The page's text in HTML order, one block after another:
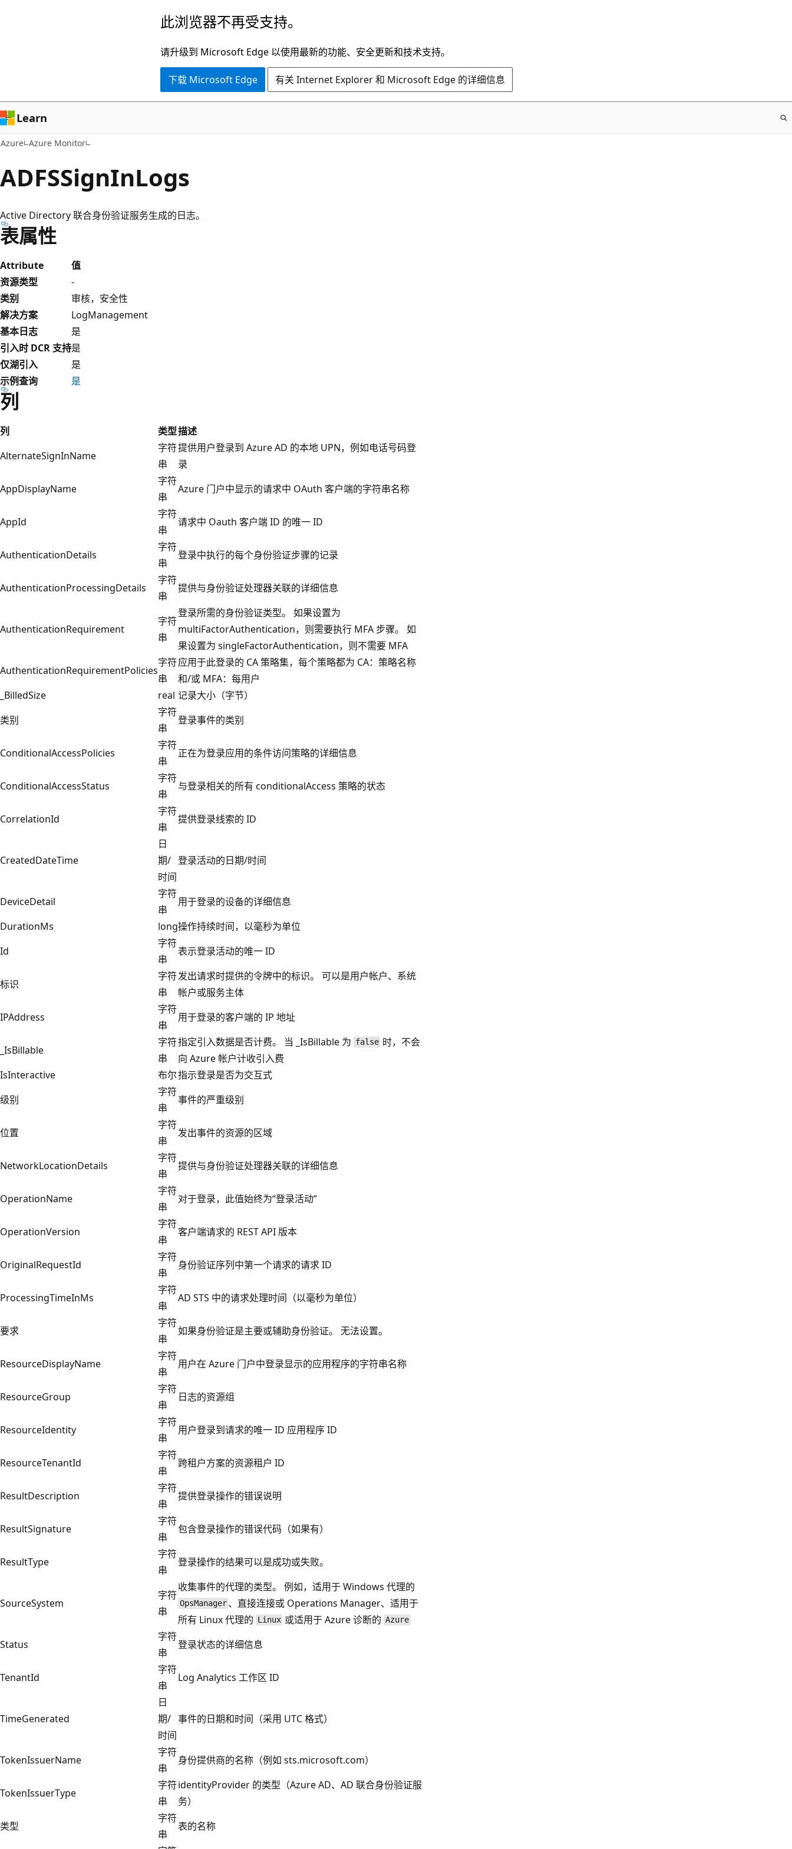
容
此浏览器不再受支持。
请升级到 Microsoft Edge 以使用最新的功能、安全更新和技术支持。
下载 Microsoft Edge 有关 Internet Explorer 和 Microsoft Edge 的详细信息
Learn
Azure Azure Monitor
ADFSSignInLogs
Active Directory 联合身份验证服务生成的日志。
表属性
Attribute
值
资源类型
-
类别
审核，安全性
解决方案
LogManagement
基本日志
是
引入时 DCR 支持是
仅湖引入
是
示例查询
是
列
列 类型描述
AlternateSignInName
字符
串
提供用户登录到 Azure AD 的本地 UPN，例如电话号码登
录
AppDisplayName
字符
串
Azure 门户中显示的请求中 OAuth 客户端的字符串名称
AppId
字符
串
请求中 Oauth 客户端 ID 的唯一 ID
AuthenticationDetails
字符
串
登录中执行的每个身份验证步骤的记录
AuthenticationProcessingDetails
字符
串
提供与身份验证处理器关联的详细信息
AuthenticationRequirement
字符
串
登录所需的身份验证类型。 如果设置为
multiFactorAuthentication，则需要执行 MFA 步骤。 如
果设置为 singleFactorAuthentication，则不需要 MFA
AuthenticationRequirementPolicies
字符
串
应用于此登录的 CA 策略集，每个策略都为 CA：策略名称
和/或 MFA：每用户
_BilledSize
real 记录大小（字节）
类别
字符
串
登录事件的类别
ConditionalAccessPolicies
字符
串
正在为登录应用的条件访问策略的详细信息
ConditionalAccessStatus
字符
串
与登录相关的所有 conditionalAccess 策略的状态
CorrelationId
字符
串
提供登录线索的 ID
CreatedDateTime
日
期/
时间
登录活动的日期/时间
DeviceDetail
字符
串
用于登录的设备的详细信息
DurationMs
long操作持续时间，以毫秒为单位
Id
字符
串
表示登录活动的唯一 ID
标识
字符
串
发出请求时提供的令牌中的标识。 可以是用户帐户、系统
帐户或服务主体
IPAddress
字符
串
用于登录的客户端的 IP 地址
_IsBillable
字符
串
指定引入数据是否计费。 当 _IsBillable 为 false 时，不会
向 Azure 帐户计收引入费
IsInteractive
布尔指示登录是否为交互式
级别
字符
串
事件的严重级别
位置
字符
串
发出事件的资源的区域
NetworkLocationDetails
字符
串
提供与身份验证处理器关联的详细信息
OperationName
字符
串
对于登录，此值始终为“登录活动”
OperationVersion
字符
串
客户端请求的 REST API 版本
OriginalRequestId
字符
串
身份验证序列中第一个请求的请求 ID
ProcessingTimeInMs
字符
串
AD STS 中的请求处理时间（以毫秒为单位）
要求
字符
串
如果身份验证是主要或辅助身份验证。 无法设置。
ResourceDisplayName
字符
串
用户在 Azure 门户中登录显示的应用程序的字符串名称
ResourceGroup
字符
串
日志的资源组
ResourceIdentity
字符
串
用户登录到请求的唯一 ID 应用程序 ID
ResourceTenantId
字符
串
跨租户方案的资源租户 ID
ResultDescription
字符
串
提供登录操作的错误说明
ResultSignature
字符
串
包含登录操作的错误代码（如果有）
ResultType
字符
串
登录操作的结果可以是成功或失败。
SourceSystem
字符
串
收集事件的代理的类型。 例如，适用于 Windows 代理的
OpsManager 、直接连接或 Operations Manager、适用于
所有 Linux 代理的 Linux 或适用于 Azure 诊断的Azure
Status
字符
串
登录状态的详细信息
TenantId
字符
串
Log Analytics 工作区 ID
TimeGenerated
日
期/
时间
事件的日期和时间（采用 UTC 格式）
TokenIssuerName
字符
串
身份提供商的名称（例如 sts.microsoft.com）
TokenIssuerType
字符
串
identityProvider 的类型（Azure AD、AD 联合身份验证服
务）
类型
字符
串
表的名称